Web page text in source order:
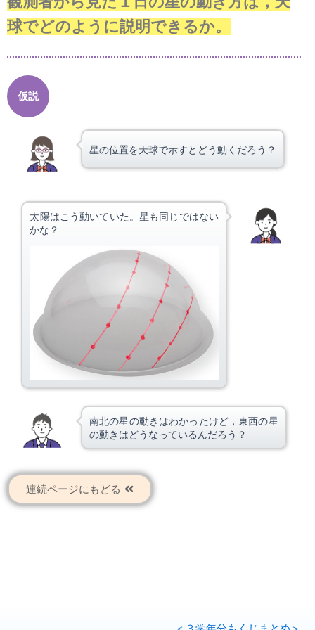
球でどのように説明できるか。
仮説
星の位置を天球で示すとどう動くだろう？
太陽はこう動いていた。星も同じではない
かな？
南北の星の動きはわかったけど，東西の星
の動きはどうなっているんだろう？
連続ページにもどる